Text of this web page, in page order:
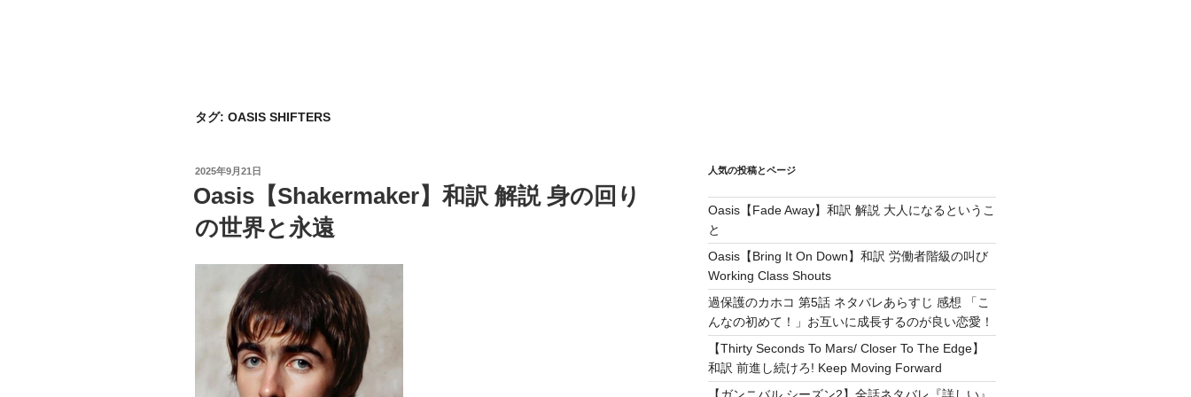
タグ: OASIS SHIFTERS
投
日:
2025年9月21日
Oasis【Shakermaker】和訳 解説 身の回り
の世界と永遠
人気の投稿とページ
Oasis【Fade Away】和訳 解説 大人になるというこ
と
Oasis【Bring It On Down】和訳 労働者階級の叫び
Working Class Shouts
過保護のカホコ 第5話 ネタバレあらすじ 感想 「こ
んなの初めて！」お互いに成長するのが良い恋愛！
【Thirty Seconds To Mars/ Closer To The Edge】
和訳 前進し続けろ! Keep Moving Forward